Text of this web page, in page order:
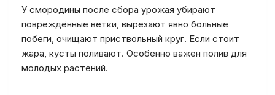
У смородины после сбора урожая убирают
повреждённые ветки, вырезают явно больные
побеги, очищают приствольный круг. Если стоит
жара, кусты поливают. Особенно важен полив для
молодых растений.